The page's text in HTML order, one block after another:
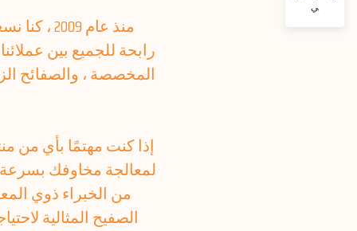
منذ عام
رابحة للجميع بين
المخصصة ، والصفائح
إذا كنت مهتمًا بأي من
لمعالجة مخاوفك بسرعة
من الخبراء ذوي
الصفيح المثالية
ي